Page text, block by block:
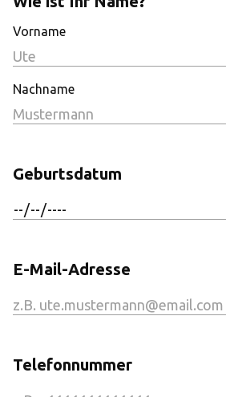
Vorname
Nachname
Geburtsdatum
E-Mail-Adresse
Telefonnummer